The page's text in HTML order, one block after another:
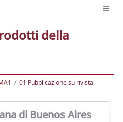
della
01 Pubblicazione su rivista
di Buenos Aires